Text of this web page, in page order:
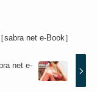
net e-Book］
net e-